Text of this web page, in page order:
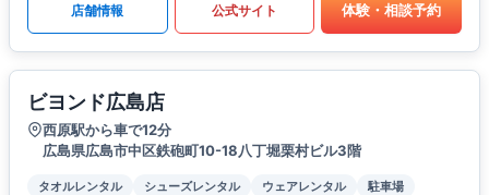
店舗情報 公式サイト 体験・相談予約
ビヨンド広島店
西原駅から車で12分
広島県広島市中区鉄砲町10-18八丁堀栗村ビル3階
タオルレンタル シューズレンタル ウェアレンタル
駐車場